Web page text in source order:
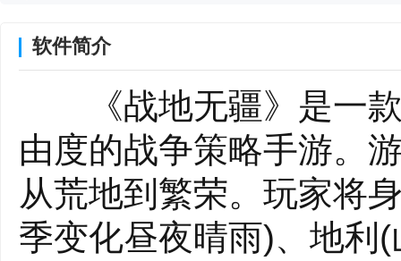
软件简介
《战地无疆》是一款
由度的战争策略手游。
从荒地到繁荣。玩家将
季变化昼夜晴雨)、地利